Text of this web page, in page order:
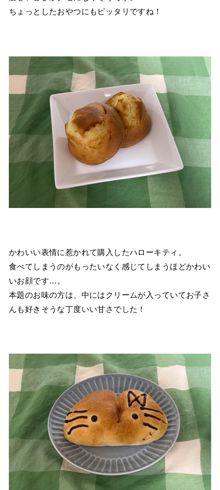
ちょっとしたおやつにもピッタリですね！
かわいい表情に惹かれて購入したハローキティ。
食べてしまうのがもったいなく感じてしまうほどかわい
いお顔です…。
本題のお味の方は、中にはクリームが入っていてお子さ
んも好きそうな丁度いい甘さでした！